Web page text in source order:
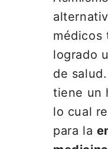
médicos
logrado
de
tiene un
lo cual
para la